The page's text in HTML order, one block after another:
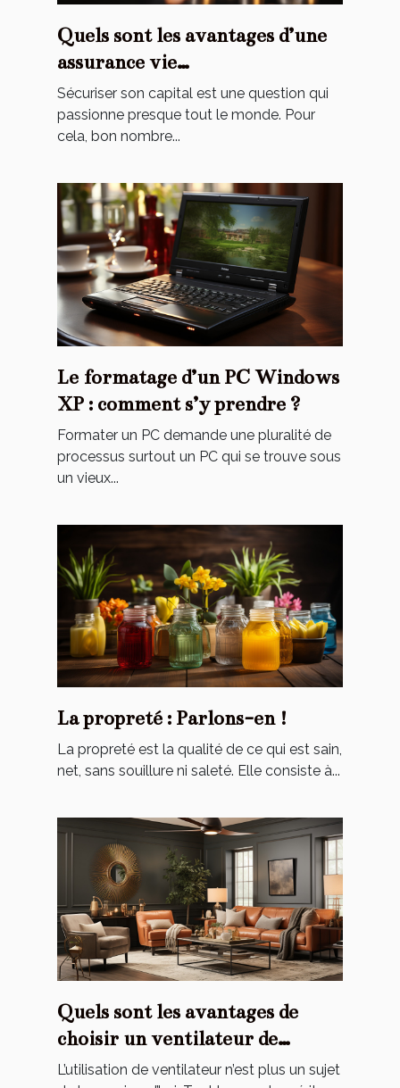
Quels sont les avantages d’une
assurance vie
luxembourgeoise ?
Sécuriser son capital est une question qui
passionne presque tout le monde. Pour
cela, bon nombre...
Le formatage d’un PC Windows
XP : comment s’y prendre ?
Formater un PC demande une pluralité de
processus surtout un PC qui se trouve sous
un vieux...
La propreté : Parlons-en !
La propreté est la qualité de ce qui est sain,
net, sans souillure ni saleté. Elle consiste à...
Quels sont les avantages de
choisir un ventilateur de
plafond ?
L’utilisation de ventilateur n’est plus un sujet